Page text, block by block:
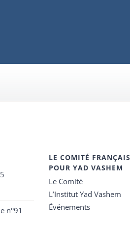
n°91
LE COMITÉ FRANÇAIS
POUR YAD VASHEM
Le Comité
L’Institut Yad Vashem
Événements